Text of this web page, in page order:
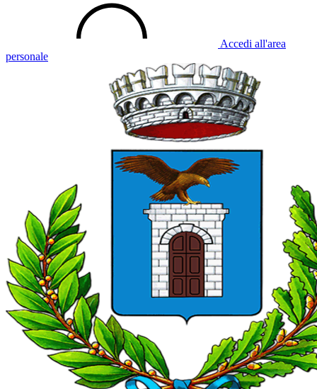
Accedi all'area
personale